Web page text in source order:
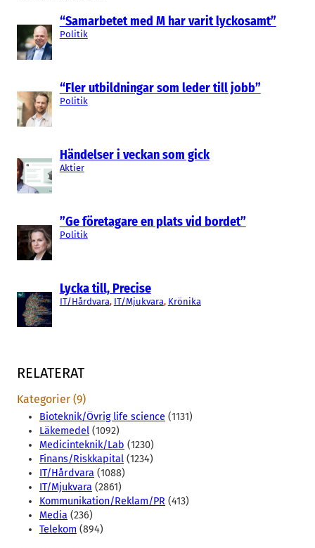
“Samarbetet med M har varit lyckosamt”
Politik
“Fler utbildningar som leder till jobb”
Politik
Händelser i veckan som gick
Aktier
”Ge företagare en plats vid bordet”
Politik
Lycka till, Precise
IT/Hårdvara, IT/Mjukvara, Krönika
RELATERAT
Kategorier (9)
Bioteknik/Övrig life science (1131)
Läkemedel (1092)
Medicinteknik/Lab (1230)
Finans/Riskkapital (1234)
IT/Hårdvara (1088)
IT/Mjukvara (2861)
Kommunikation/Reklam/PR (413)
Media (236)
Telekom (894)